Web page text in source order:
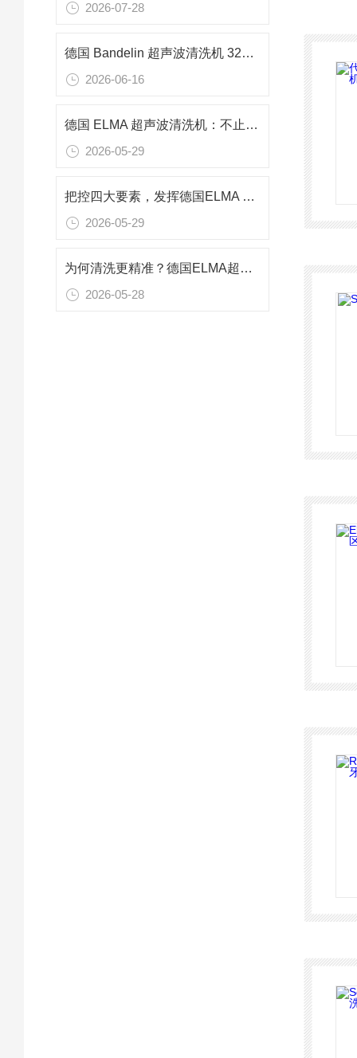
2026-07-28
德国 Bandelin 超声波清洗机 3220 功率240w 频率37KHZ用于零件清洗
2026-06-16
德国 ELMA 超声波清洗机：不止清洁，空化技术多元应用解析
2026-05-29
把控四大要素，发挥德国ELMA 超声波清洗机的最佳性能
2026-05-29
为何清洗更精准？德国ELMA超声波清洗机可控超声空化结构的动态调控
2026-05-28